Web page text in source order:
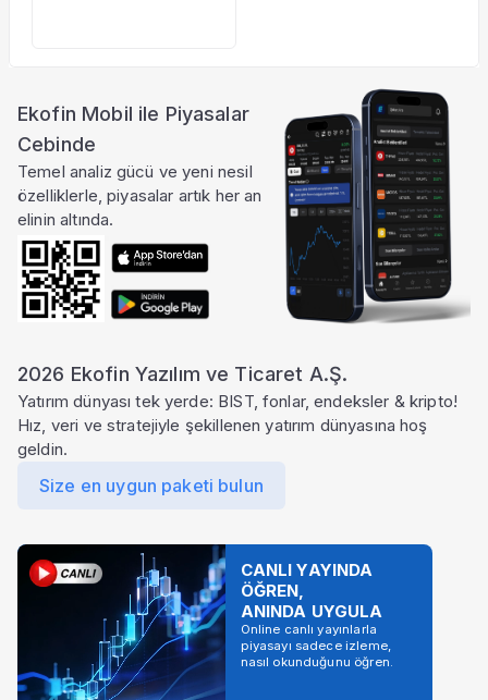
Ekofin Mobil ile Piyasalar
Cebinde
Temel analiz gücü ve yeni nesil
özelliklerle, piyasalar artık her an
elinin altında.
2026 Ekofin Yazılım ve Ticaret A.Ş.
Yatırım dünyası tek yerde: BIST, fonlar, endeksler & kripto!
Hız, veri ve stratejiyle şekillenen yatırım dünyasına hoş
geldin.
Size en uygun paketi bulun
CANLI YAYINDA
ÖĞREN,
ANINDA UYGULA
Online canlı yayınlarla
piyasayı sadece izleme,
nasıl okunduğunu öğren.